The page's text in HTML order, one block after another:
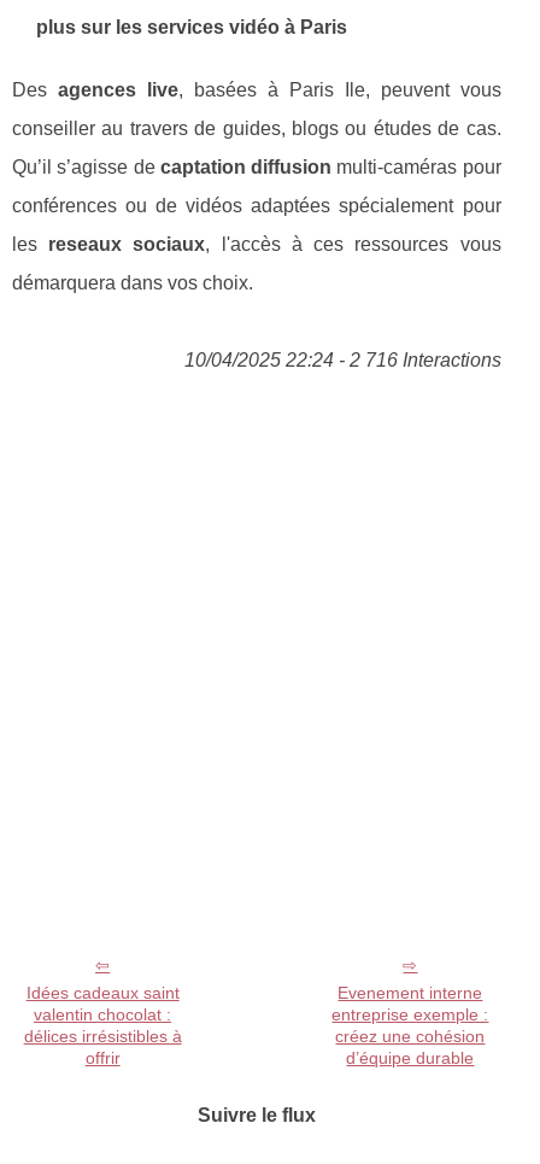
plus sur les services vidéo à Paris
Des agences live, basées à Paris Ile, peuvent vous
conseiller au travers de guides, blogs ou études de cas.
Qu’il s’agisse de captation diffusion multi-caméras pour
conférences ou de vidéos adaptées spécialement pour
les reseaux sociaux, l'accès à ces ressources vous
démarquera dans vos choix.
10/04/2025 22:24 - 2 716 Interactions
Idées cadeaux saint
valentin chocolat :
délices irrésistibles à
offrir
Evenement interne
entreprise exemple :
créez une cohésion
d’équipe durable
Suivre le flux